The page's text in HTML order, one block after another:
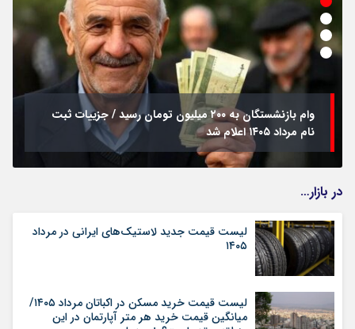
وام بازنشستگان به ۲۰۰ میلیون تومان رسید / جزییات ثبت
نام مرداد ۱۴۰۵ اعلام شد
در بازار…
لیست قیمت جدید لاستیک‌های ایرانی در مرداد
۱۴۰۵
لیست قیمت خرید مسکن در اکباتان مرداد ۱۴۰۵/
میانگین قیمت خرید هر متر آپارتمان در این